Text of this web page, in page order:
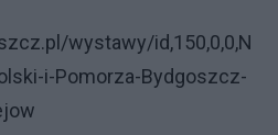
wystawy/id,150,0,0,N
i-Pomorza-Bydgoszcz-